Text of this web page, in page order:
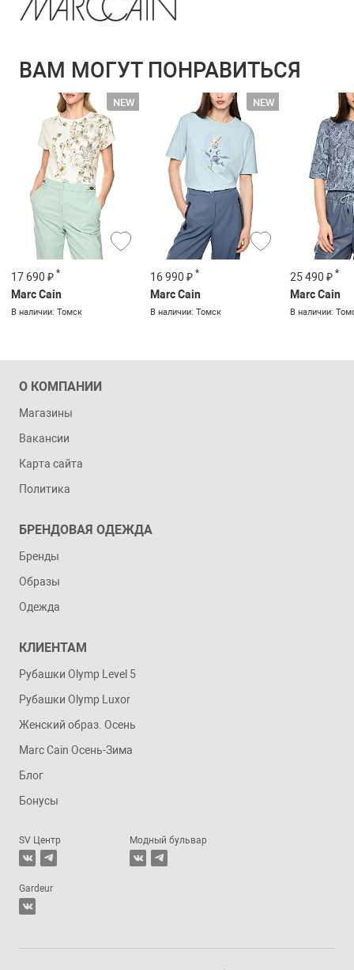
ВАМ МОГУТ ПОНРАВИТЬСЯ
17 690 ₽ *
Marc Cain
В наличии: Томск
16 990 ₽ *
Marc Cain
В наличии: Томск
25 490 ₽ *
Marc Cain
В наличии:
О КОМПАНИИ
Магазины
Вакансии
Карта сайта
Политика
БРЕНДОВАЯ ОДЕЖДА
Бренды
Образы
Одежда
КЛИЕНТАМ
Рубашки Olymp Level 5
Рубашки Olymp Luxor
Женский образ. Осень
Marc Cain Осень-Зима
Блог
Бонусы
SV Центр Модный бульвар
Gardeur